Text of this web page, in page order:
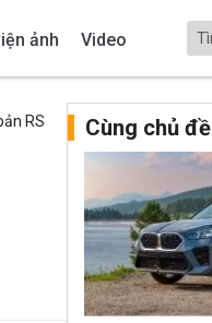
ảnh Video
RS Cùng chủ đề